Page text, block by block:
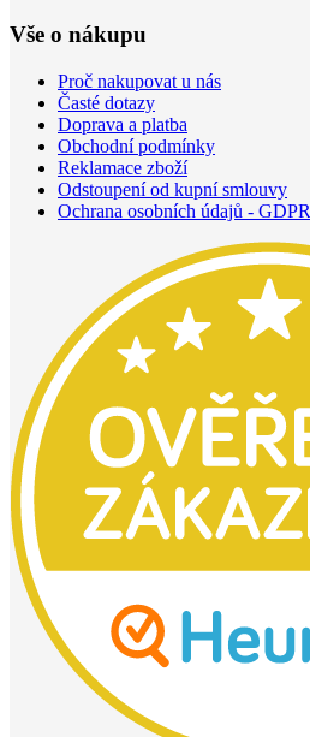
Vše o nákupu
Proč nakupovat u nás
Časté dotazy
Doprava a platba
Obchodní podmínky
Reklamace zboží
Odstoupení od kupní smlouvy
Ochrana osobních údajů - GDPR